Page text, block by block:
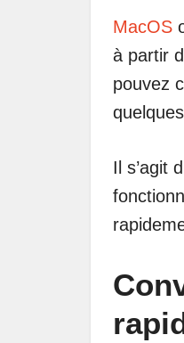
MacOS
à partir
pouvez
Il s’agit